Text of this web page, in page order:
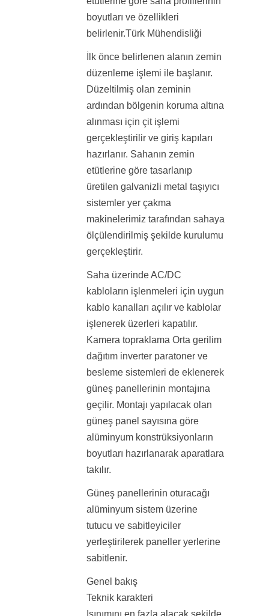
boyutları ve özellikleri
belirlenir.Türk Mühendisliği
İlk önce belirlenen alanın zemin
düzenleme işlemi ile başlanır.
Düzeltilmiş olan zeminin
ardından bölgenin koruma altına
alınması için çit işlemi
gerçekleştirilir ve giriş kapıları
hazırlanır. Sahanın zemin
etütlerine göre tasarlanıp
üretilen galvanizli metal taşıyıcı
sistemler yer çakma
makinelerimiz tarafından sahaya
ölçülendirilmiş şekilde kurulumu
gerçekleştirir.
Saha üzerinde AC/DC
kabloların işlenmeleri için uygun
kablo kanalları açılır ve kablolar
işlenerek üzerleri kapatılır.
Kamera topraklama Orta gerilim
dağıtım inverter paratoner ve
besleme sistemleri de eklenerek
güneş panellerinin montajına
geçilir. Montajı yapılacak olan
güneş panel sayısına göre
alüminyum konstrüksiyonların
boyutları hazırlanarak aparatlara
takılır.
Güneş panellerinin oturacağı
alüminyum sistem üzerine
tutucu ve sabitleyiciler
yerleştirilerek paneller yerlerine
sabitlenir.
Genel bakış
Teknik karakteri